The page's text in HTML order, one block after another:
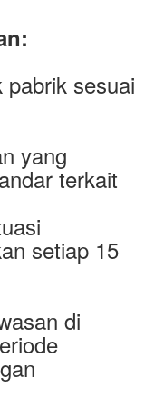
sesuai
yang
terkait
setiap 15
di